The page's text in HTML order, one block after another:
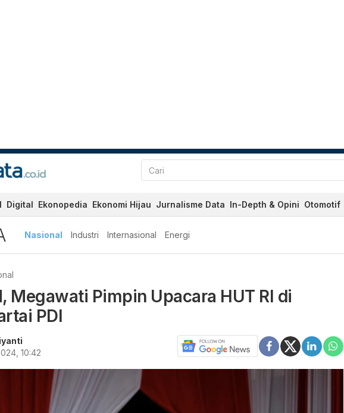
Digital Ekonopedia Ekonomi Hijau Jurnalisme Data In-Depth & Opini Otomotif
Nasional Industri Internasional Energi
Megawati Pimpin Upacara HUT RI di
PDI
10:42